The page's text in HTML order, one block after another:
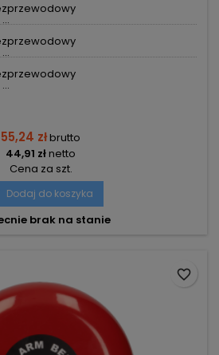
...
...
...
55,24 złbrutto
44,91 złnetto
Cena za szt.
Dodaj do koszyka
brak na stanie
favorite_border